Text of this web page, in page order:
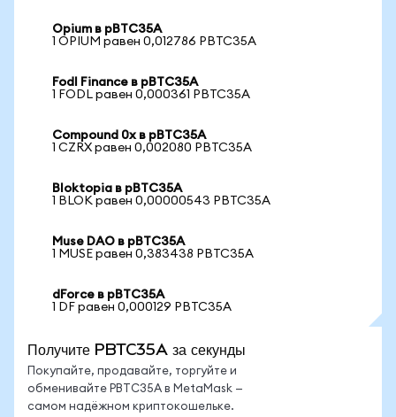
Opium в pBTC35A
1 OPIUM равен 0,012786 PBTC35A
Fodl Finance в pBTC35A
1 FODL равен 0,000361 PBTC35A
Compound 0x в pBTC35A
1 CZRX равен 0,002080 PBTC35A
Bloktopia в pBTC35A
1 BLOK равен 0,00000543 PBTC35A
Muse DAO в pBTC35A
1 MUSE равен 0,383438 PBTC35A
dForce в pBTC35A
1 DF равен 0,000129 PBTC35A
Получите PBTC35A за секунды
Покупайте, продавайте, торгуйте и
обменивайте PBTC35A в MetaMask —
самом надёжном криптокошельке.